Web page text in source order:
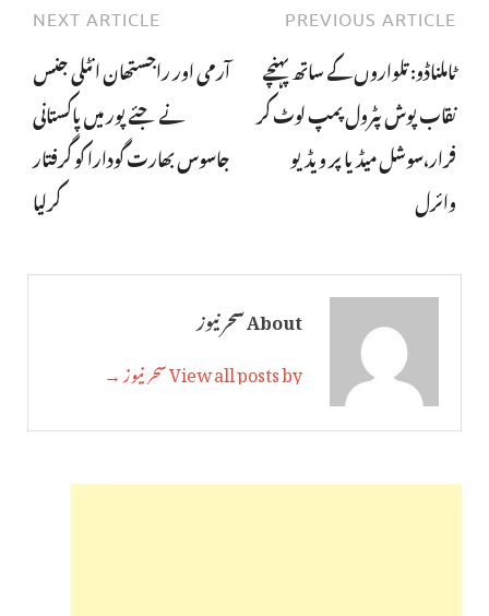
PREVIOUS ARTICLE
ٹاملناڈو: تلواروں کے ساتھ پہنچے
نقاب پوش پٹرول پمپ لوٹ کر
فرار،سوشل میڈیا پر ویڈیو
وائرل
NEXT ARTICLE
آرمی اور راجستھان انٹلی جنس
نے جئے پور میں پاکستانی
جاسوس بھارت گودارا کو گرفتار
کرلیا
About سحر نیوز
View all posts by سحر نیوز →